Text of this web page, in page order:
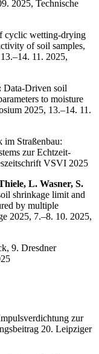
2025, Technische
cyclic wetting-drying
of soil samples,
11. 2025,
Data-Driven soil
to moisture
2025, 13.–14. 11.
im Straßenbau:
zur Echtzeit-
VSVI 2025
L. Wasner, S.
shrinkage limit and
by multiple
2025, 7.–8. 10. 2025,
9. Dresdner
zur
20. Leipziger